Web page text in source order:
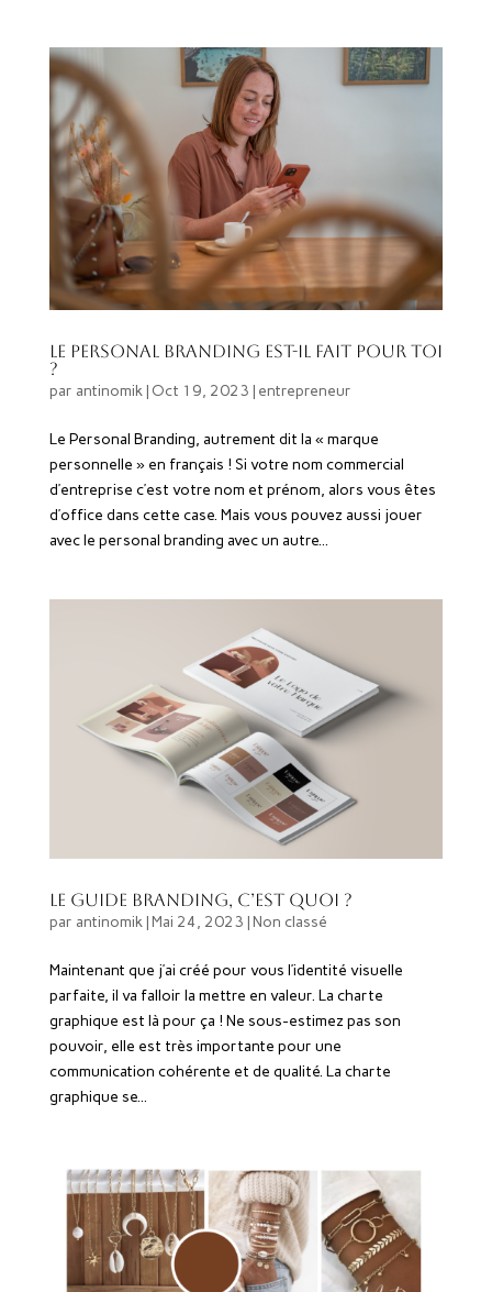
Le Personal Branding est-il fait pour toi
?
par antinomik| Oct 19, 2023 | entrepreneur
Le Personal Branding, autrement dit la « marque
personnelle » en français ! Si votre nom commercial
d’entreprise c’est votre nom et prénom, alors vous êtes
d’office dans cette case. Mais vous pouvez aussi jouer
avec le personal branding avec un autre...
Le Guide Branding, c’est quoi ?
par antinomik|Mai 24, 2023 |Non classé
Maintenant que j’ai créé pour vous l’identité visuelle
parfaite, il va falloir la mettre en valeur. La charte
graphique est là pour ça ! Ne sous-estimez pas son
pouvoir, elle est très importante pour une
communication cohérente et de qualité. La charte
graphique se...